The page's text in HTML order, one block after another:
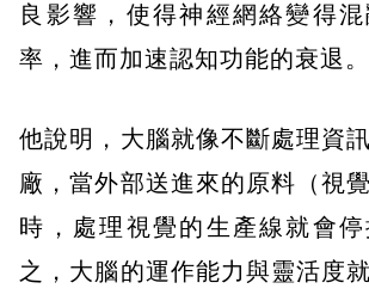
良影響，使得神經網絡變得
率，進而加速認知功能的衰退。
他說明，大腦就像不斷處理資
廠，當外部送進來的原料（視
時，處理視覺的生產線就會停
之，大腦的運作能力與靈活度